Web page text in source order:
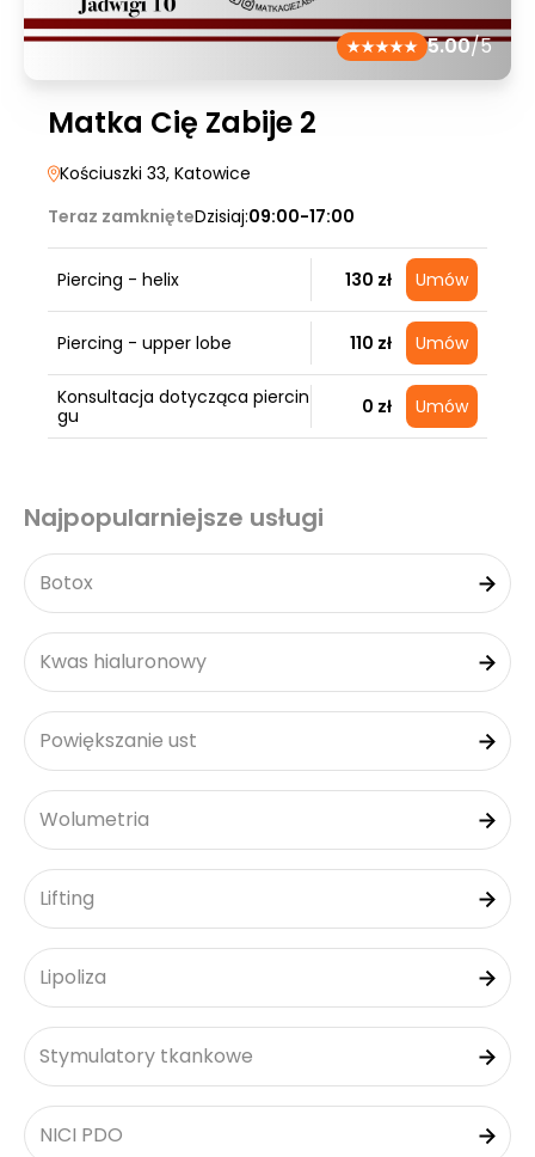
5.00/5
Matka Cię Zabije 2
Kościuszki 33, Katowice
Teraz zamknięteDzisiaj:09:00-17:00
Piercing - helix 130 zł Umów
Piercing - upper lobe 110 zł Umów
Konsultacja dotycząca piercin
gu
0 zł Umów
Najpopularniejsze usługi
Botox
Kwas hialuronowy
Powiększanie ust
Wolumetria
Lifting
Lipoliza
Stymulatory tkankowe
NICI PDO